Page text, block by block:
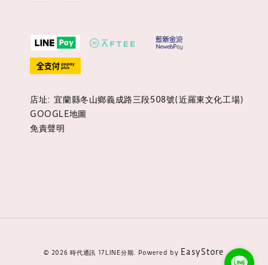
店址: 宜蘭縣冬山鄉義成路三段508號(近羅東文化工場)
GOOGLE地圖
免責聲明
© 2026 時代通訊 17LINE分期. Powered by EasyStore